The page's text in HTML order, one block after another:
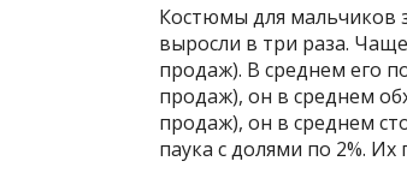
Костюмы для мальчиков
выросли в три раза.
продаж). В среднем его
продаж), он в среднем
продаж), он в среднем
паука с долями по 2%. Их